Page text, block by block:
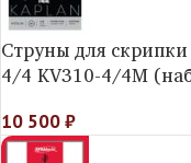
Струны для
4/4 KV310-4/4M
10 500₽